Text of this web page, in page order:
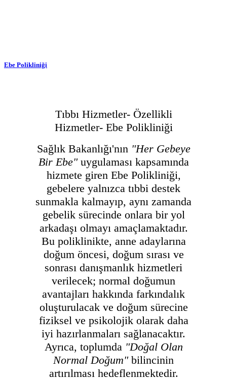
Ebe Polikliniği
Tıbbı Hizmetler- Özellikli
Hizmetler- Ebe Polikliniği
Sağlık Bakanlığı'nın "Her Gebeye
Bir Ebe" uygulaması kapsamında
hizmete giren Ebe Polikliniği,
gebelere yalnızca tıbbi destek
sunmakla kalmayıp, aynı zamanda
gebelik sürecinde onlara bir yol
arkadaşı olmayı amaçlamaktadır.
Bu poliklinikte, anne adaylarına
doğum öncesi, doğum sırası ve
sonrası danışmanlık hizmetleri
verilecek; normal doğumun
avantajları hakkında farkındalık
oluşturulacak ve doğum sürecine
fiziksel ve psikolojik olarak daha
iyi hazırlanmaları sağlanacaktır.
Ayrıca, toplumda "Doğal Olan
Normal Doğum"bilincinin
artırılması hedeflenmektedir.